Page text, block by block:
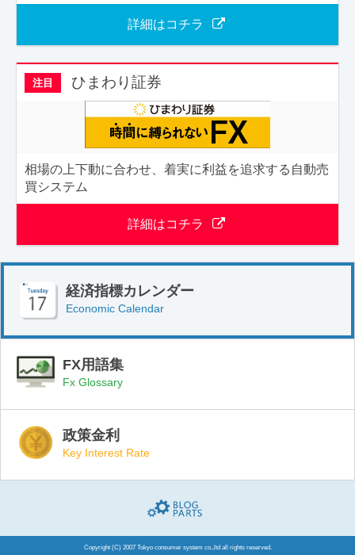
詳細はコチラ
注目 ひまわり証券
相場の上下動に合わせ、着実に利益を追求する自動売
買システム
詳細はコチラ
経済指標カレンダー
Economic Calendar
FX用語集
Fx Glossary
政策金利
Key Interest Rate
Copyright (C) 2007 Tokyo consumer system co.,ltd all rights reserved.